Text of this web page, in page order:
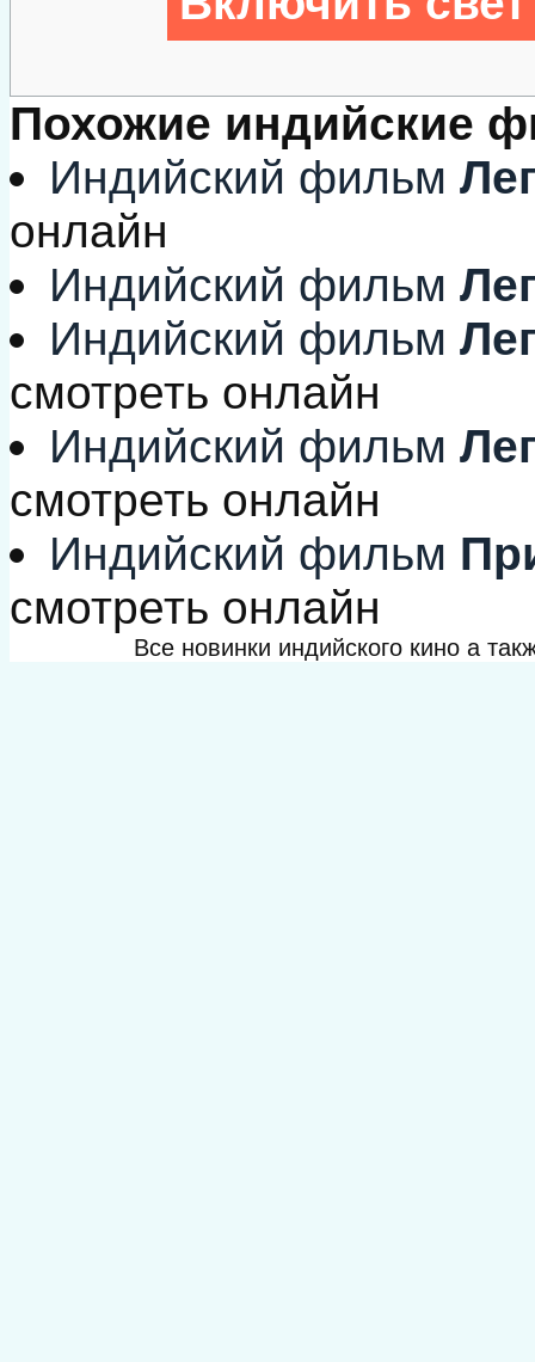
Похожие индийские
Индийский фильм
онлайн
Индийский фильм
Индийский фильм
смотреть онлайн
Индийский фильм
смотреть онлайн
Индийский фильм
смотреть онлайн
Все новинки индийского кино а